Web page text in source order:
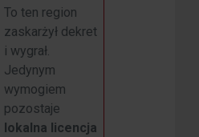
To ten region
zaskarżył dekret
i wygrał.
Jedynym
wymogiem
pozostaje
lokalna licencja